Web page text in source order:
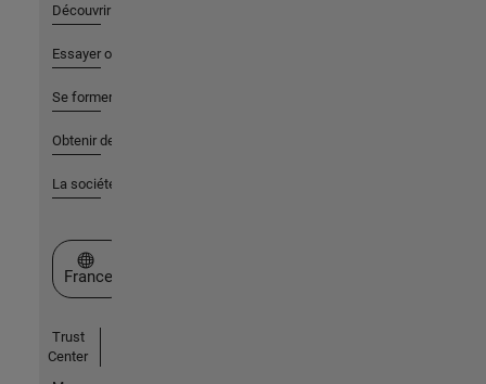
Découvrir les produits
Essayer ou acheter
Se former
Obtenir de l'aide
La société
Sélectionner un site web
France
Trust
Center